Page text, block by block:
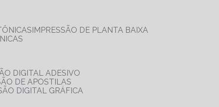
IMPRESSÃO DE PLANTA BAIXA
DIGITAL ADESIVO
DE APOSTILAS
DIGITAL GRÁFICA